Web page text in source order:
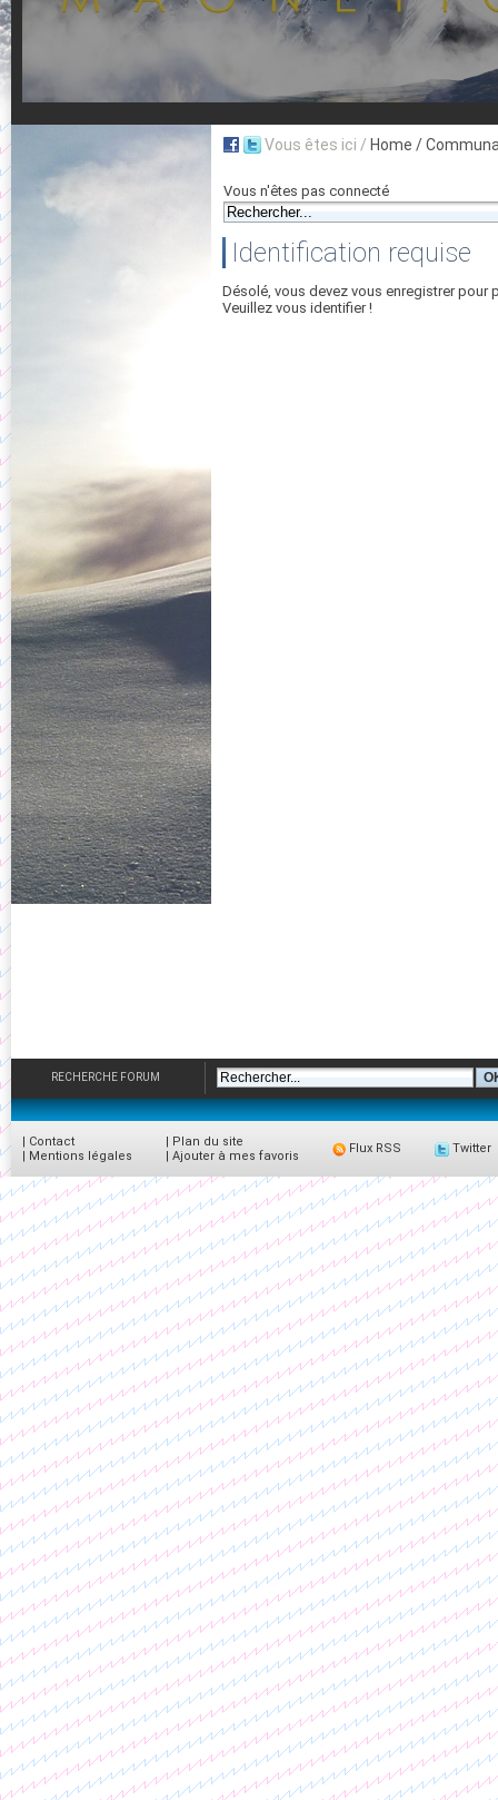
Vous êtes ici / Home /
Vous n'êtes pas connecté
Identification requise
Désolé, vous devez vous enregistrer pour
Veuillez vous identifier !
RECHERCHE FORUM
| Contact
| Mentions légales
| Plan du site
| Ajouter à mes favoris
Flux RSS Twitter